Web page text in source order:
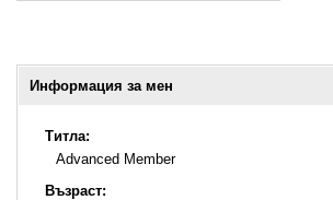
Информация за мен
Титла:
Advanced Member
Възраст: